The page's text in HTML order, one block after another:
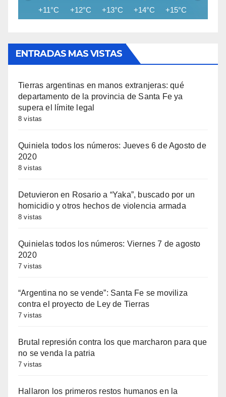
+11°C +12°C +13°C +14°C +15°C
ENTRADAS MAS VISTAS
Tierras argentinas en manos extranjeras: qué
departamento de la provincia de Santa Fe ya
supera el límite legal
8 vistas
Quiniela todos los números: Jueves 6 de Agosto de
2020
8 vistas
Detuvieron en Rosario a “Yaka”, buscado por un
homicidio y otros hechos de violencia armada
8 vistas
Quinielas todos los números: Viernes 7 de agosto
2020
7 vistas
“Argentina no se vende”: Santa Fe se moviliza
contra el proyecto de Ley de Tierras
7 vistas
Brutal represión contra los que marcharon para que
no se venda la patria
7 vistas
Hallaron los primeros restos humanos en la